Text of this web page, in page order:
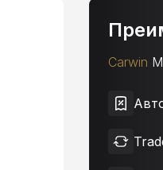
Carwin